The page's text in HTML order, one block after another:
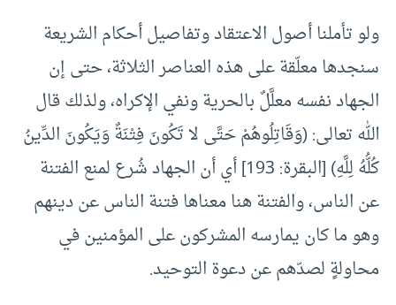
ولو تأملنا أصول الاعتقاد وتفاصيل أحكام الشريعة
سنجدها معلّقة على هذه العناصر الثلاثة، حتى إن
الجهاد نفسه معلَّلٌ بالحرية ونفي الإكراه، ولذلك قال
الله تعالى: (وَقَاتِلُوهُمْ حَتَّى لا تَكُونَ فِتْنَةٌ وَيَكُونَ الدِّينُ
كُلُّهُ لِلَّهِ) [البقرة: 193] أي أن الجهاد شُرع لمنع الفتنة
عن الناس، والفتنة هنا معناها فتنة الناس عن دينهم
وهو ما كان يمارسه المشركون على المؤمنين في
محاولةٍ لصدّهم عن دعوة التوحيد.